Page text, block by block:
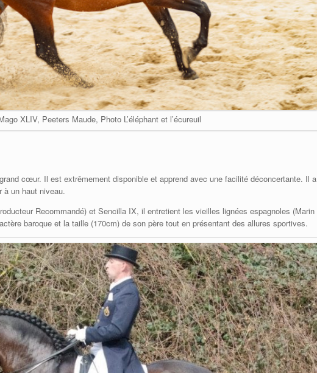
XLIV, Peeters Maude, Photo L’éléphant et l’écureuil
cœur. Il est extrêmement disponible et apprend avec une facilité déconcertante. Il a
à un haut niveau.
Recommandé) et Sencilla IX, il entretient les vieilles lignées espagnoles (Marin
baroque et la taille (170cm) de son père tout en présentant des allures sportives.